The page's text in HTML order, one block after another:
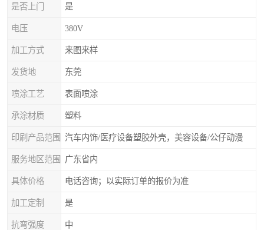
是否上门 是
电压 380V
加工方式 来图来样
发货地 东莞
喷涂工艺 表面喷涂
承涂材质 塑料
印刷产品范围 汽车内饰/医疗设备塑胶外壳，美容设备/公仔动漫
服务地区范围 广东省内
具体价格 电话咨询；以实际订单的报价为准
加工定制 是
抗弯强度 中